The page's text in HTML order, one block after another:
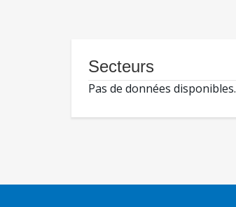
Secteurs
Pas de données disponibles.